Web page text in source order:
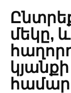
մեկը,